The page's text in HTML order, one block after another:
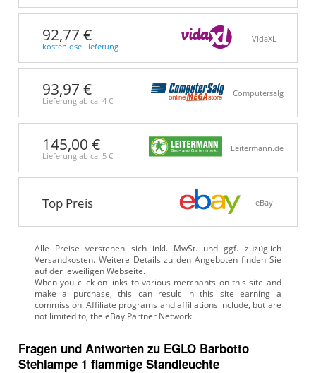
92,77 €
kostenlose Lieferung
VidaXL
93,97 €
Lieferung ab ca. 4 €
Computersalg
145,00 €
Lieferung ab ca. 5 €
Leitermann.de
Top Preis eBay
Alle Preise verstehen sich inkl. MwSt. und ggf. zuzüglich
Versandkosten. Weitere Details zu den Angeboten finden Sie
auf der jeweiligen Webseite.
Fragen und Antworten zu EGLO Barbotto
Stehlampe 1 flammige Standleuchte